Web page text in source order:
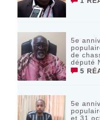
5e
de
député
5
5e
et 31